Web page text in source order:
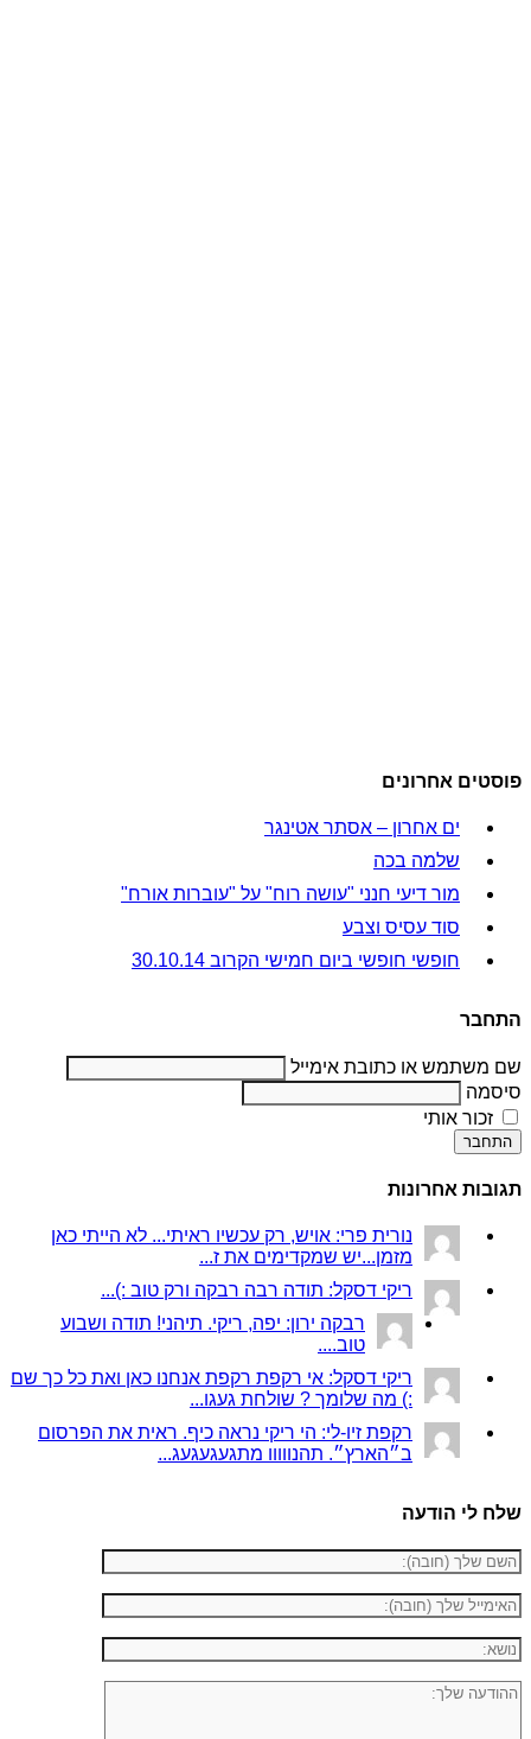
פוסטים אחרונים
ים אחרון – אסתר אטינגר
שלמה בכה
מור דיעי חנני "עושה רוח" על "עוברות אורח"
סוד עסיס וצבע
חופשי חופשי ביום חמישי הקרוב 30.10.14
התחבר
שם משתמש או כתובת אימייל
סיסמה
זכור אותי
התחבר
תגובות אחרונות
נורית פרי: אויש, רק עכשיו ראיתי... לא הייתי כאן
מזמן...יש שמקדימים את ז...
ריקי דסקל: תודה רבה רבקה ורק טוב :)...
רבקה ירון: יפה, ריקי. תיהני! תודה ושבוע
טוב....
ריקי דסקל: אי רקפת רקפת אנחנו כאן ואת כל כך שם
:) מה שלומך ? שולחת געגו...
רקפת זיו-לי: הי ריקי נראה כיף. ראית את הפרסום
ב״הארץ״. תהנווווו מתגעגעגעג...
שלח לי הודעה